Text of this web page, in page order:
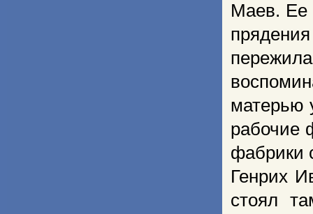
Маев. Ее
матерью
рабочие
фабрики
Генрих
стоял